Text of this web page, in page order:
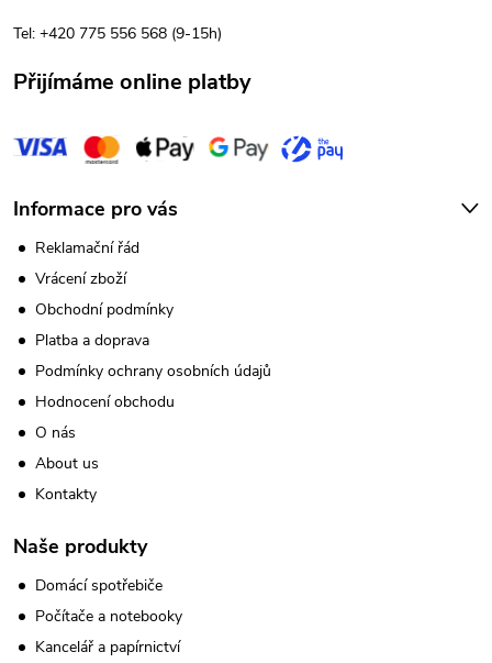
Tel: +420 775 556 568 (9-15h)
Přijímáme online platby
Informace pro vás
Reklamační řád
Vrácení zboží
Obchodní podmínky
Platba a doprava
Podmínky ochrany osobních údajů
Hodnocení obchodu
O nás
About us
Kontakty
Naše produkty
Domácí spotřebiče
Počítače a notebooky
Kancelář a papírnictví